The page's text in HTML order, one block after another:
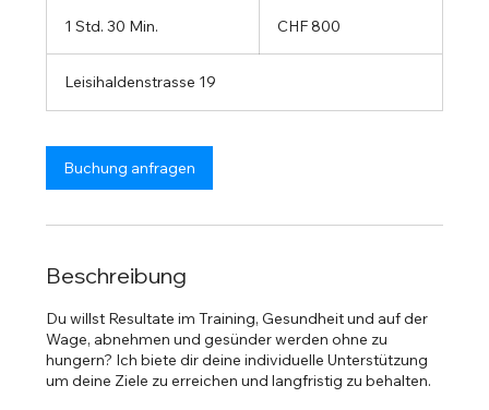
1 Std. 30 Min.
d
3
M
i
n
Franken
CHF 800
Leisihaldenstrasse 19
Buchung anfragen
Beschreibung
Du willst Resultate im Training, Gesundheit und auf der
Wage, abnehmen und gesünder werden ohne zu
hungern? Ich biete dir deine individuelle Unterstützung
um deine Ziele zu erreichen und langfristig zu behalten.